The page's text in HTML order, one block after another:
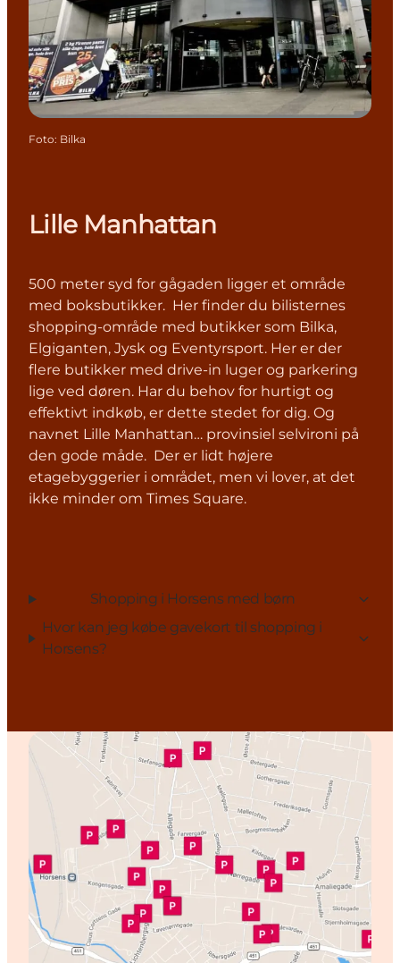
Foto: Bilka
Lille Manhattan
500 meter syd for gågaden ligger et område
med boksbutikker. Her finder du bilisternes
shopping-område med butikker som Bilka,
Elgiganten, Jysk og Eventyrsport. Her er der
flere butikker med drive-in luger og parkering
lige ved døren. Har du behov for hurtigt og
effektivt indkøb, er dette stedet for dig. Og
navnet Lille Manhattan… provinsiel selvironi på
den gode måde. Der er lidt højere
etagebyggerier i området, men vi lover, at det
ikke minder om Times Square.
Shopping i Horsens med børn
Hvor kan jeg købe gavekort til shopping i
Horsens?